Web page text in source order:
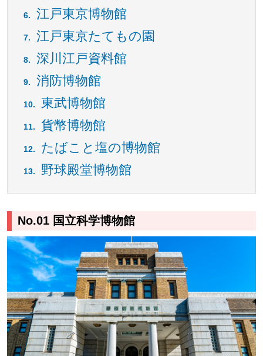
江戸東京博物館
江戸東京たてもの園
深川江戸資料館
消防博物館
東武博物館
貨幣博物館
たばこと塩の博物館
野球殿堂博物館
No.01 国立科学博物館